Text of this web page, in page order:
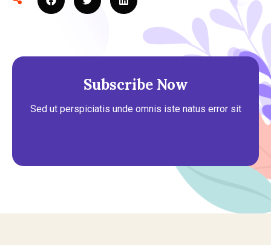
Subscribe Now
Sed ut perspiciatis unde omnis iste natus error sit